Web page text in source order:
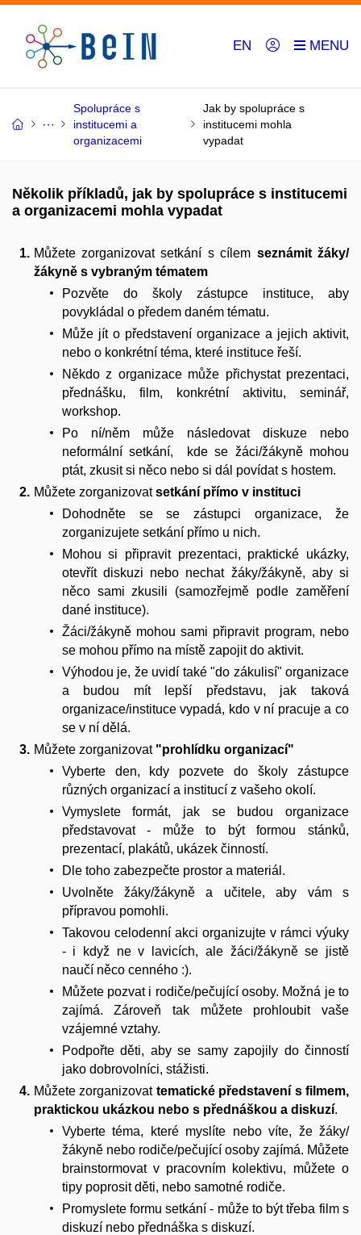
EN
Spolupráce s
institucemi a
organizacemi
Jak by spolupráce s
institucemi mohla
vypadat
Několik příkladů, jak by spolupráce s institucemi
a organizacemi mohla vypadat
Můžete zorganizovat setkání s cílem seznámit žáky/
žákyně s vybraným tématem
Pozvěte do školy zástupce instituce, aby
povykládal o předem daném tématu.
Může jít o představení organizace a jejich aktivit,
nebo o konkrétní téma, které instituce řeší.
Někdo z organizace může přichystat prezentaci,
přednášku, film, konkrétní aktivitu, seminář,
workshop.
Po ní/něm může následovat diskuze nebo
neformální setkání, kde se žáci/žákyně mohou
ptát, zkusit si něco nebo si dál povídat s hostem.
Můžete zorganizovatsetkání přímo v instituci
Dohodněte se se zástupci organizace, že
zorganizujete setkání přímo u nich.
Mohou si připravit prezentaci, praktické ukázky,
otevřít diskuzi nebo nechat žáky/žákyně, aby si
něco sami zkusili (samozřejmě podle zaměření
dané instituce).
Žáci/žákyně mohou sami připravit program, nebo
se mohou přímo na místě zapojit do aktivit.
Výhodou je, že uvidí také "do zákulisí" organizace
a budou mít lepší představu, jak taková
organizace/instituce vypadá, kdo v ní pracuje a co
se v ní dělá.
Můžete zorganizovat "prohlídku organizací"
Vyberte den, kdy pozvete do školy zástupce
různých organizací a institucí z vašeho okolí.
Vymyslete formát, jak se budou organizace
představovat - může to být formou stánků,
prezentací, plakátů, ukázek činností.
Dle toho zabezpečte prostor a materiál.
Uvolněte žáky/žákyně a učitele, aby vám s
přípravou pomohli.
Takovou celodenní akci organizujte v rámci výuky
- i když ne v lavicích, ale žáci/žákyně se jistě
naučí něco cenného :).
Můžete pozvat i rodiče/pečující osoby. Možná je to
zajímá. Zároveň tak můžete prohloubit vaše
vzájemné vztahy.
Podpořte děti, aby se samy zapojily do činností
jako dobrovolníci, stážisti.
Můžete zorganizovat tematické představení s filmem,
praktickou ukázkou nebo s přednáškou a diskuzí.
Vyberte téma, které myslíte nebo víte, že žáky/
žákyně nebo rodiče/pečující osoby zajímá. Můžete
brainstormovat v pracovním kolektivu, můžete o
tipy poprosit děti, nebo samotné rodiče.
Promyslete formu setkání - může to být třeba film s
diskuzí nebo přednáška s diskuzí.